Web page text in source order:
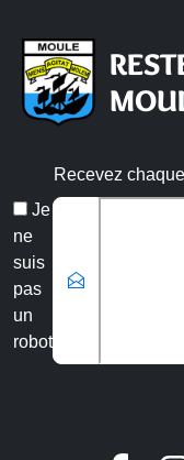
Recevez
Je
ne
suis
pas
un
robot
Veuillez laisser
Email